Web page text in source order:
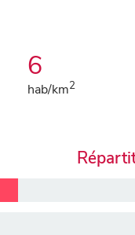
6
hab/km2